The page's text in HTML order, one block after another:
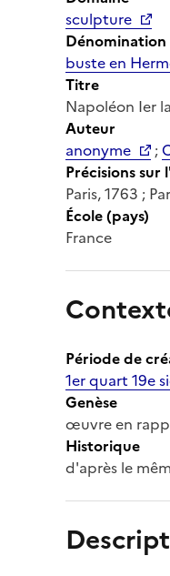
sculpture
Dénomination
buste en
Titre
Napoléon Ier
Auteur
anonyme
;
Précisions sur
Paris, 1763 ;
École (pays)
France
Période de
1er quart 19e
Genèse
œuvre en
Historique
d'après le